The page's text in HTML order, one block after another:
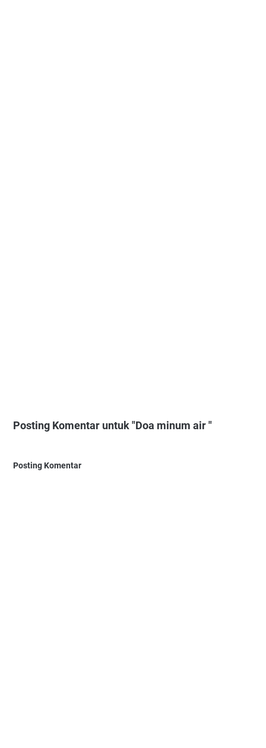
Posting Komentar untuk "Doa minum air "
Posting Komentar